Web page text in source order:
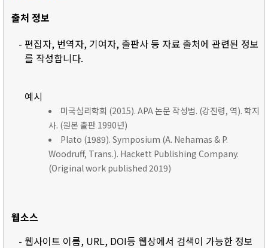
출처 정보
- 편집자, 번역자, 기여자, 출판사 등 자료 출처에 관련된 정보
를 작성합니다.
예시
미국심리학회 (2015). APA 논문 작성법. (강진령, 역). 학지
사. (원본 출판 1990년)
Plato (1989). Symposium (A. Nehamas & P.
Woodruff, Trans.). Hackett Publishing Company.
(Original work published 2019)
웹소스
- 웹사이트 이름, URL, DOI등 웹상에서 검색이 가능한 정보